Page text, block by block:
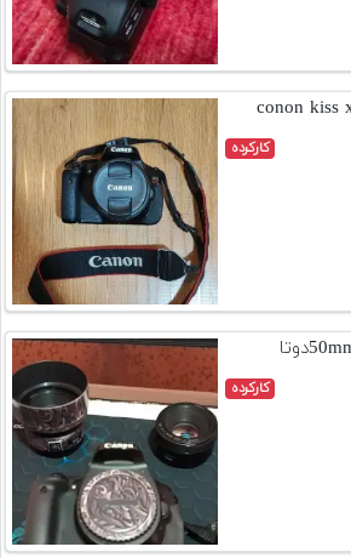
کارکرده
کارکرده